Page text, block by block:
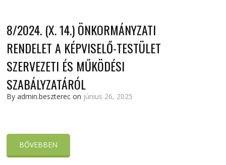
8/2024. (X. 14.) ÖNKORMÁNYZATI
RENDELET A KÉPVISELŐ-TESTÜLET
SZERVEZETI ÉS MŰKÖDÉSI
SZABÁLYZATÁRÓL
By admin.beszterec on június 26, 2025
BŐVEBBEN